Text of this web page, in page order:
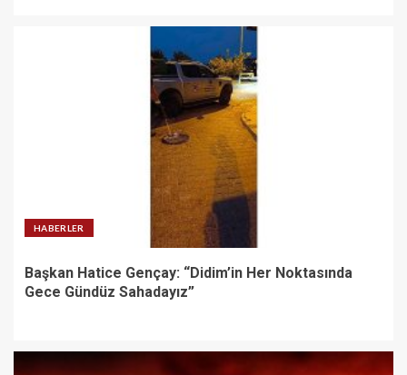
HABERLER
Başkan Hatice Gençay: “Didim’in Her Noktasında
Gece Gündüz Sahadayız”